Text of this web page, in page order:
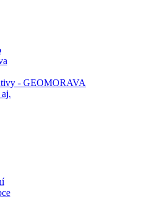
- GEOMORAVA